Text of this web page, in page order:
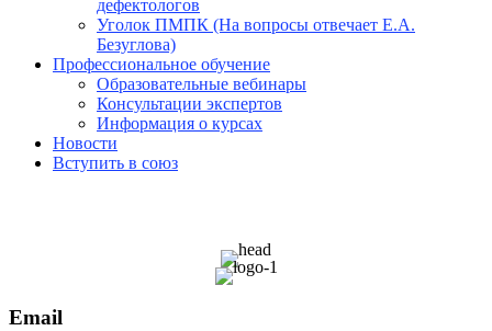
дефектологов
Уголок ПМПК (На вопросы отвечает Е.А.
Безуглова)
Профессиональное обучение
Образовательные вебинары
Консультации экспертов
Информация о курсах
Новости
Вступить в союз
Email